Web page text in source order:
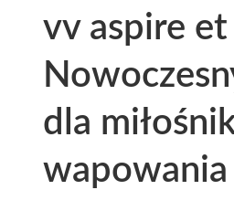
vv aspire et
dla
wapowania